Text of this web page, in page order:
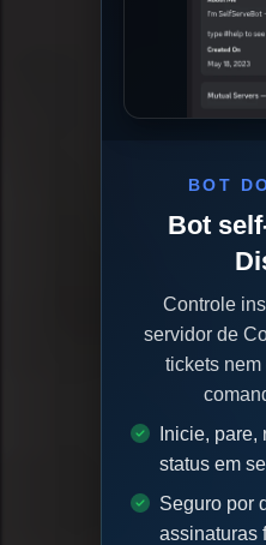
BOT
Bot
Controle
servidor de
tickets
Inicie,
status em
Seguro por
assinaturas